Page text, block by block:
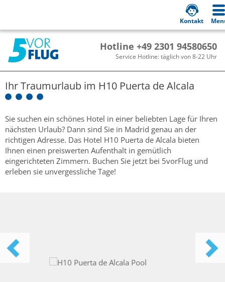
Hotline +49 2301 94580650
Service Hotline: täglich von 8-22 Uhr
Kontakt
Ihr Traumurlaub im H10 Puerta de Alcala
Sie suchen ein schönes Hotel in einer beliebten Lage für Ihren
nächsten Urlaub? Dann sind Sie in Madrid genau an der
richtigen Adresse. Das Hotel H10 Puerta de Alcala bieten
Ihnen einen preiswerten Aufenthalt in gemütlich
eingerichteten Zimmern. Buchen Sie jetzt bei 5vorFlug und
erleben sie unvergessliche Tage!